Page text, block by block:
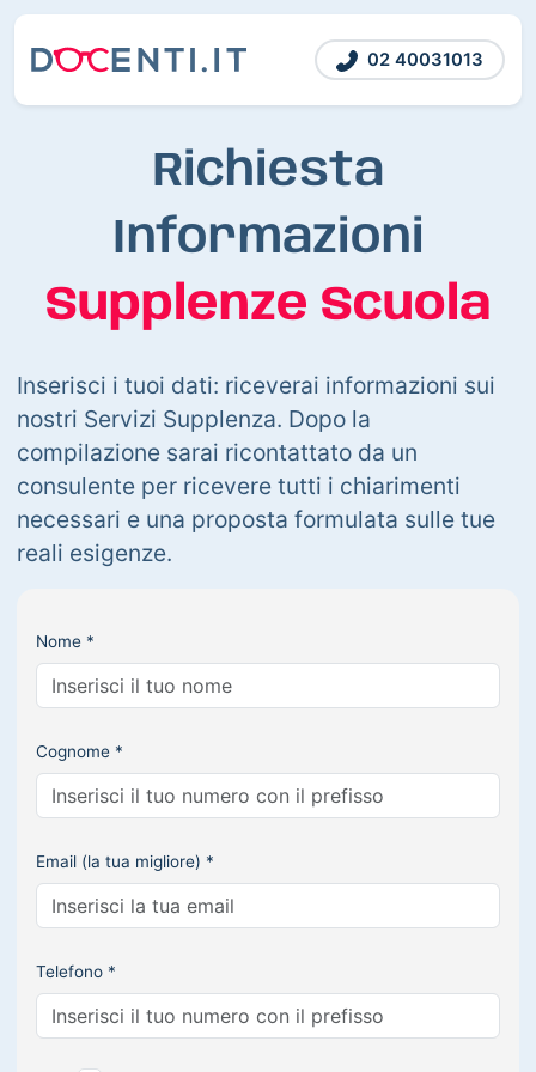
02 40031013
Richiesta
Informazioni
Supplenze Scuola
Inserisci i tuoi dati: riceverai informazioni sui
nostri Servizi Supplenza. Dopo la
compilazione sarai ricontattato da un
consulente per ricevere tutti i chiarimenti
necessari e una proposta formulata sulle tue
reali esigenze.
Nome *
Cognome *
Email (la tua migliore) *
Telefono *